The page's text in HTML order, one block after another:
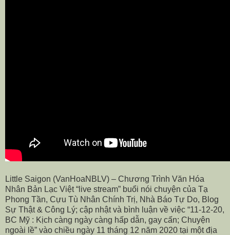
Little Saigon (VanHoaNBLV) – Chương Trình Văn Hóa
Nhân Bản Lạc Việt “live stream” buổi nói chuyện của Tạ
Phong Tần, Cựu Tù Nhân Chính Trị, Nhà Báo Tự Do, Blog
Sự Thật & Công Lý; cập nhật và bình luận về việc “11-12-20,
BC Mỹ : Kịch càng ngày càng hấp dẫn, gay cấn; Chuyện
ngoài lề” vào chiều ngày 11 tháng 12 năm 2020 tại một địa